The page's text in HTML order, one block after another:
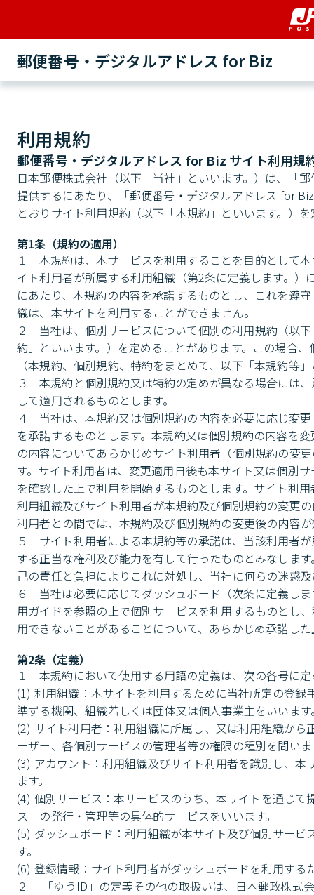
郵便番号・デジタルアドレス for Biz
利用規約
郵便番号・デジタルアドレス for Biz サイト利用規
日本郵便株式会社（以下「当社」といいます。）は、「
提供するにあたり、「郵便番号・デジタルアドレス for
とおりサイト利用規約（以下「本規約」といいます。）を
第1条（規約の適用）
１	本規約は、本サービスを利用することを目的として本サイトを利用するすべての者（以下「サイト利用者」といいます。）及びサ
イト利用者が所属する利用組織（第2条に定義します。
にあたり、本規約の内容を承諾するものとし、これを遵
織は、本サイトを利用することができません。
２	当社は、個別サービスについて個別の利用規約（以下「個別規約」といいます。）及び特定の機能や条件に関する特約（以下「特
約」といいます。）を定めることがあります。この場合
（本規約、個別規約、特約をまとめて、以下「本規約等
３	本規約と個別規約又は特約の定めが異なる場合には、別途当社が明示的に定める場合を除き、特約、個別規約、本規約の順に優先
して適用されるものとします。
４	当社は、本規約又は個別規約の内容を必要に応じ変更することができるものとし、利用組織及びサイト利用者は、あらかじめこれ
を承諾するものとします。本規約又は個別規約の内容を
の内容についてあらかじめサイト利用者（個別規約の変
す。サイト利用者は、変更適用日後も本サイト又は個別
を確認した上で利用を開始するものとします。サイト利
利用組織及びサイト利用者が本規約及び個別規約の変更
利用者との間では、本規約及び個別規約の変更後の内容
５	サイト利用者による本規約等の承諾は、当該利用者が所属する利用組織と当社との間で、本規約等を内容とする契約を締結し履行
する正当な権利及び能力を有して行ったものとみなしま
己の責任と負担によりこれに対処し、当社に何らの迷惑
６	当社は必要に応じてダッシュボード（次条に定義します。）に個別サービスの利用ガイドを掲載します。サイト利用者は最新の利
用ガイドを参照の上で個別サービスを利用するものとし
用できないことがあることについて、あらかじめ承諾し
第2条（定義）
１	本規約において使用する用語の定義は、次の各号に定めるとおりとします。
(1) 利用組織：本サイトを利用するために当社所定の登
準ずる機関、組織若しくは団体又は個人事業主をいいます
(2) サイト利用者：利用組織に所属し、又は利用組織か
ーザー、各個別サービスの管理者等の権限の種別を問い
(3) アカウント：利用組織及びサイト利用者を識別し、
ます。
(4) 個別サービス：本サービスのうち、本サイトを通じ
ス」の発行・管理等の具体的サービスをいいます。
(5) ダッシュボード：利用組織が本サイト及び個別サー
す。
(6) 登録情報：サイト利用者がダッシュボードを利用す
２	 「ゆうID」の定義その他の取扱いは、日本郵政